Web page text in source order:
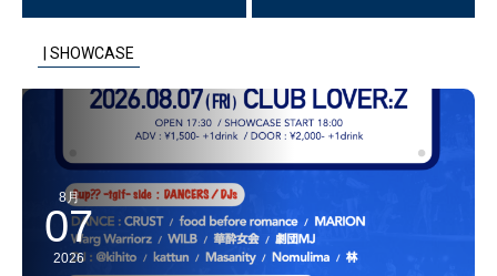
| SHOWCASE
8月
07
2026